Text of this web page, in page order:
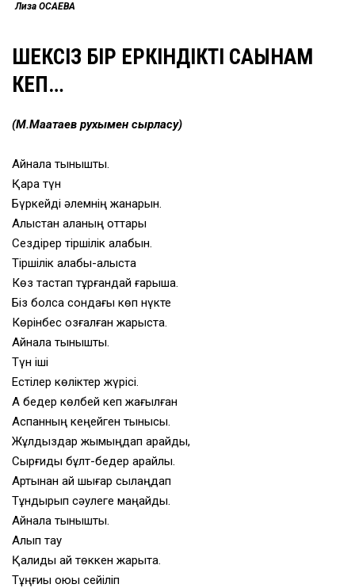
Лиза ҚОСАЕВА
ШЕКСІЗ БІР ЕРКІНДІКТІ САҒЫНАМ
КЕП…
(М.Мақатаев рухымен сырласу)
Айнала тыныштық.
Қара түн
Бүркейді әлемнің жанарын.
Алыстан қаланың оттары
Сездірер тіршілік алабын.
Тіршілік алабы-алыста
Көз тастап тұрғандай ғарышқа.
Біз болсақ сондағы көп нүкте
Көрінбес қозғалған жарыста.
Айнала тыныштық.
Түн іші
Естілер көліктер жүрісі.
Ақ бедер көлбей кеп жағылған
Аспанның кеңейген тынысы.
Жұлдыздар жымыңдап қарайды,
Сырғиды бұлт-бедер арайлы.
Артынан ай шығар сылаңдап
Тұндырып сәулеге маңайды.
Айнала тыныштық.
Алып тау
Қалқиды ай төккен жарықта.
Тұңғиық қоюы сейіліп